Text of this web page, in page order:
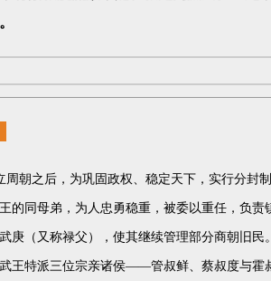
之后，为巩固政权、稳定天下，实行分封制
的同母弟，为人忠勇稳重，被委以重任，负
庚（又称禄父），使其继续管理部分商朝旧
王特派三位宗亲诸侯——管叔鲜、蔡叔度与霍